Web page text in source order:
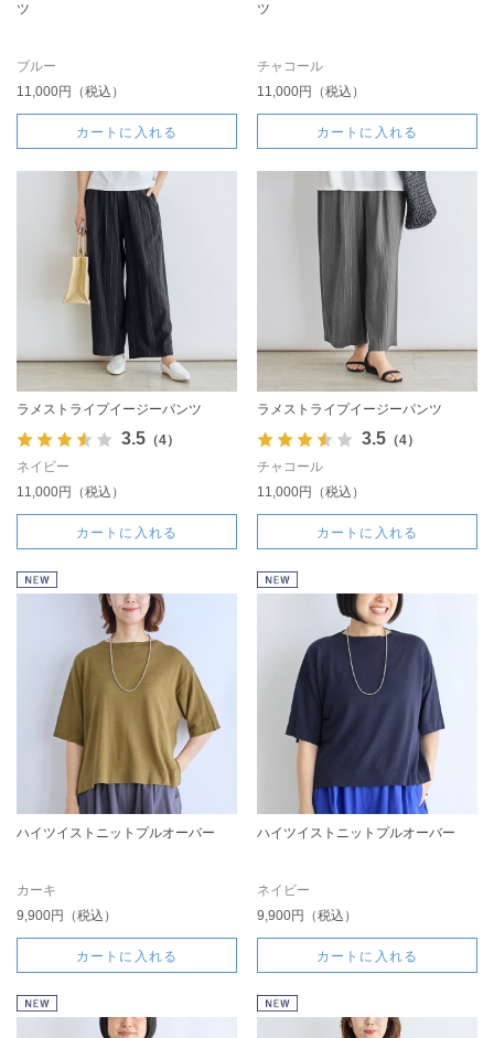
ツ
ブルー
11,000円（税込）
カートに入れる
ツ
チャコール
11,000円（税込）
カートに入れる
ラメストライプイージーパンツ
3.5（4）
ネイビー
11,000円（税込）
カートに入れる
ラメストライプイージーパンツ
3.5（4）
チャコール
11,000円（税込）
カートに入れる
ハイツイストニットプルオーバー
カーキ
9,900円（税込）
カートに入れる
ハイツイストニットプルオーバー
ネイビー
9,900円（税込）
カートに入れる